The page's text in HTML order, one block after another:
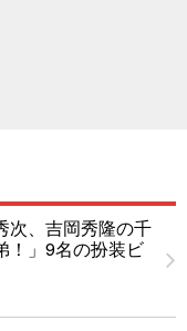
次、吉岡秀隆の千
！」9名の扮装ビ